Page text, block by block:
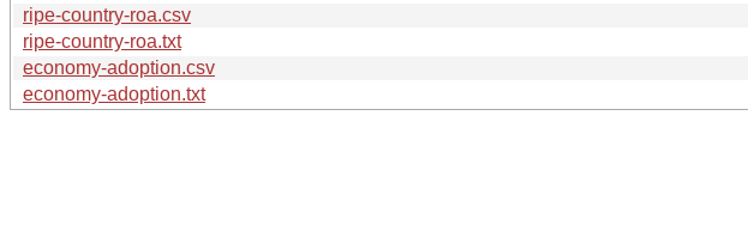
ripe-country-roa.csv
ripe-country-roa.txt
economy-adoption.csv
economy-adoption.txt